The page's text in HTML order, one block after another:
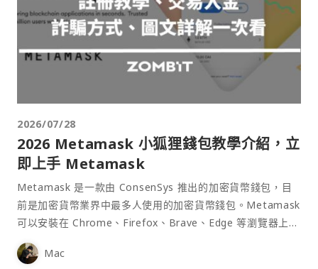
2026/07/28
2026 Metamask 小狐狸錢包教學介紹，立
即上手 Metamask
Metamask 是一款由 ConsenSys 推出的加密貨幣錢包，目
前是加密貨幣業界中最多人使用的加密貨幣錢包。Metamask
可以安裝在 Chrome、Firefox、Brave、Edge 等瀏覽器上作
為插件使用，具備許多功能且使用上非常方便。
Mac